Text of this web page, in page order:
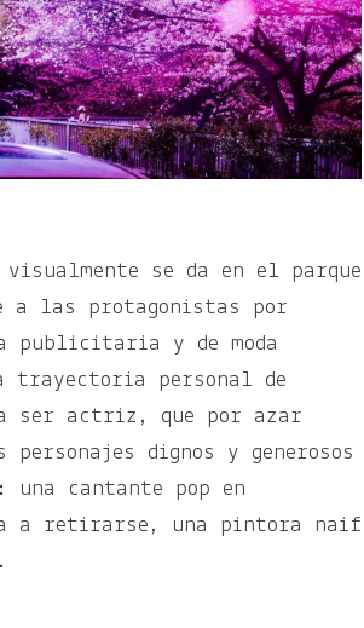
se da en el parque
a las protagonistas por
publicitaria y de moda
trayectoria personal de
a ser actriz, que por azar
dignos y generosos
una cantante pop en
a retirarse, una pintora naif